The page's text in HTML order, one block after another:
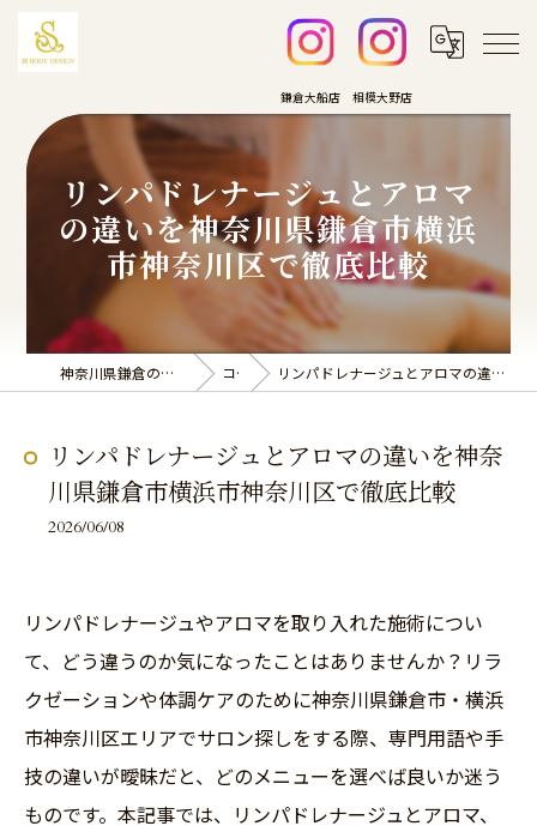
リンパドレナージュとアロマ
の違いを神奈川県鎌倉市横浜
市神奈川区で徹底比較
神奈川県鎌倉のエステなら創BODY DESIGN コラム リンパドレナージュとアロマの違いを神奈川県鎌倉市横浜市神奈川区で徹底比較
リンパドレナージュとアロマの違いを神奈
川県鎌倉市横浜市神奈川区で徹底比較
2026/06/08
リンパドレナージュやアロマを取り入れた施術につい
て、どう違うのか気になったことはありませんか？リラ
クゼーションや体調ケアのために神奈川県鎌倉市・横浜
市神奈川区エリアでサロン探しをする際、専門用語や手
技の違いが曖昧だと、どのメニューを選べば良いか迷う
ものです。本記事では、リンパドレナージュとアロマ、